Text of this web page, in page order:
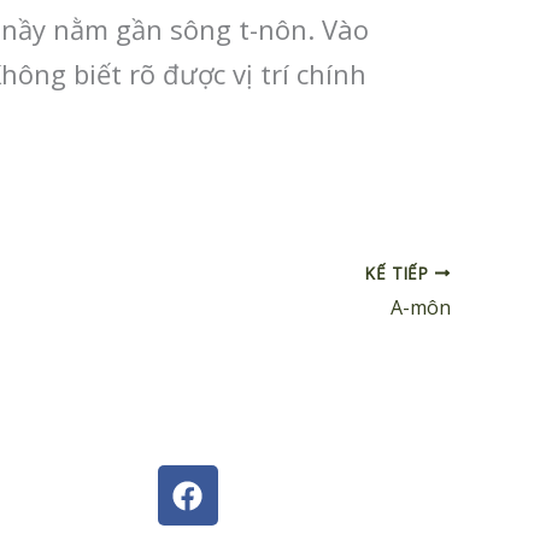
nằm gần sông t-nôn. Vào
biết rõ được vị trí chính
KẾ TIẾP
A-môn
F
a